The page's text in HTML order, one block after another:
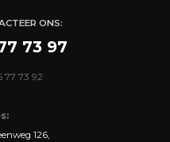
ONS:
73 97
77 73 92
126,